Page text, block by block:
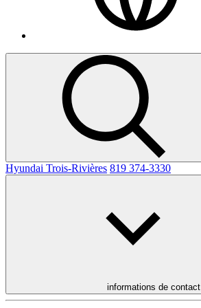
Hyundai Trois-Rivières 819 374-3330
informations de contact